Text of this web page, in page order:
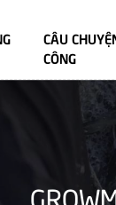
CÂU
CÔNG